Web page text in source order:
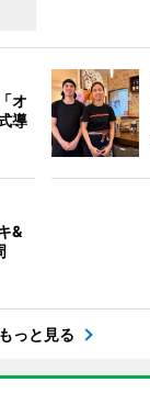
オ
導
&
もっと見る